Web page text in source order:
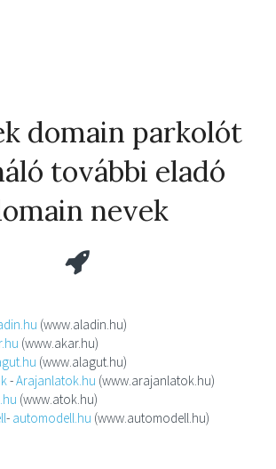
domain parkolót
további eladó
nevek
(www.aladin.hu)
(www.akar.hu)
(www.alagut.hu)
-Arajanlatok.hu (www.arajanlatok.hu)
(www.atok.hu)
- automodell.hu (www.automodell.hu)